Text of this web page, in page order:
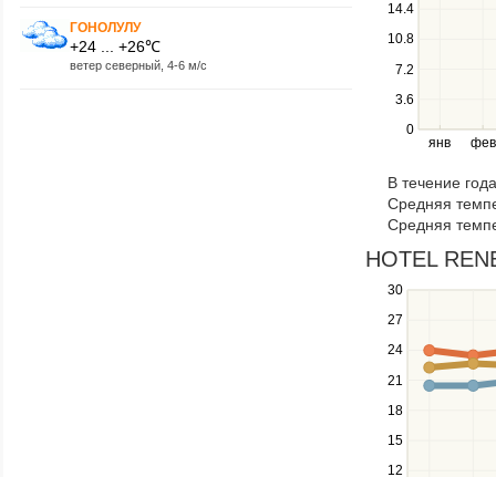
ГОНОЛУЛУ
+24 ... +26℃
ветер северный, 4-6 м/с
янв фев
0
3.6
7.2
10.8
14.4
series.
Use
the
and
right
navigate
through
items
in
a
series.
В течение
Средняя
Средняя
HOTEL
12
15
18
21
24
27
30
Use
the
and
down
to
navigate